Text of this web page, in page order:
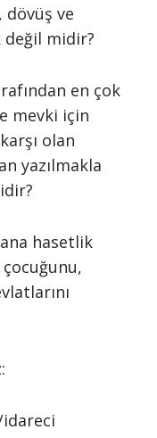
dövüş ve
midir?
en çok
mevki için
olan
yazılmakla
hasetlik